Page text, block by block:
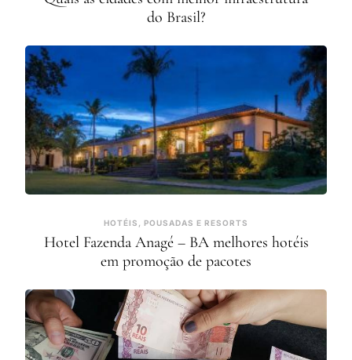
do Brasil?
HOTÉIS, POUSADAS E RESORTS
Hotel Fazenda Anagé – BA melhores hotéis
em promoção de pacotes